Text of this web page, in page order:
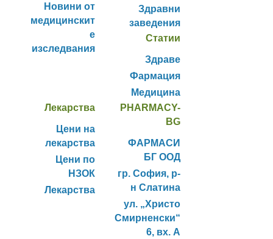
Новини от
медицинскит
е
изследвания
Здравни
заведения
Статии
Здраве
Фармация
Медицина
Лекарства
Цени на
лекарства
Цени по
НЗОК
Лекарства
PHARMACY-
BG
ФАРМАСИ
БГ ООД
гр. София, р-
н Слатина
ул. „Христо
Смирненски“
6, вх. А